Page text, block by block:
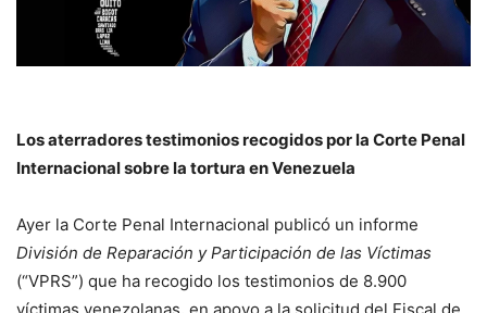
Los aterradores testimonios recogidos por la Corte Penal
Internacional sobre la tortura en Venezuela
Ayer la Corte Penal Internacional publicó un informe
División de Reparación y Participación de las Víctimas
(“VPRS”) que ha recogido los testimonios de 8.900